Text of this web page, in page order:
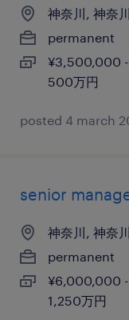
神奈川, 神奈
permanent
¥3,500,000
500万円
posted 4 march
senior
神奈川, 神奈
permanent
¥6,000,000
1,250万円